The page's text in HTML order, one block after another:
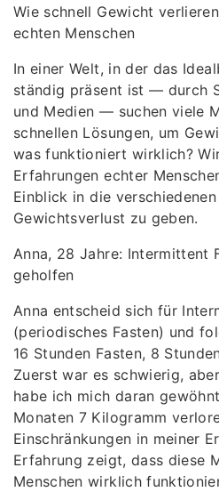
Wie schnell Gewicht
echten Menschen
In einer Welt, in der das
ständig präsent ist — durch
und Medien — suchen viele
schnellen Lösungen, um
was funktioniert wirklich?
Erfahrungen echter
Einblick in die verschiedenen
Gewichtsverlust zu geben.
Anna, 28 Jahre: Intermittent
geholfen
Anna entscheid sich für
(periodisches Fasten) und
16 Stunden Fasten, 8
Zuerst war es schwierig,
habe ich mich daran
Monaten 7 Kilogramm
Einschränkungen in meiner
Erfahrung zeigt, dass diese
Menschen wirklich